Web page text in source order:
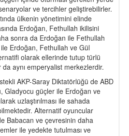
ve tercihler geliştirebilirler.
ülkenin yönetimini elinde
Erdoğan, Fethullah ikilisini
sonra da Erdoğan ile Fethullah
ile Erdoğan, Fethullah ve Gül
olarak ellerinde tutup türlü
aynı emperyalist merkezlerdir.
AKP-Saray Diktatörlüğü de ABD
Gladyocu güçler ile Erdoğan ve
uzlaştırılması ile sahada
Alternatif oyuncular
Babacan ve çevresinin daha
ile yedekte tutulması ve